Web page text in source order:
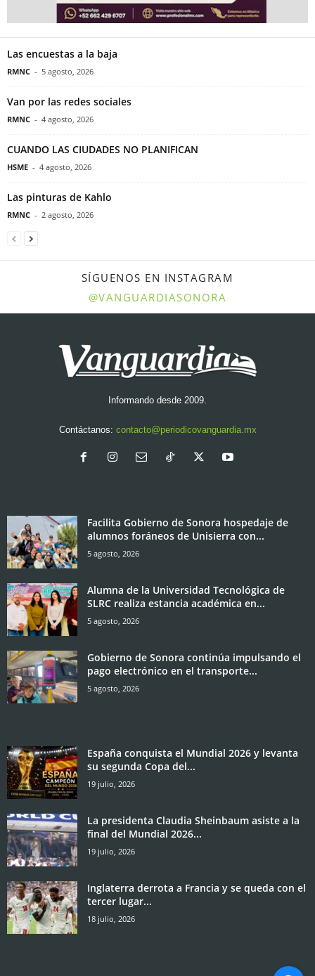
Las encuestas a la baja
RMNC - 5 agosto, 2026
Van por las redes sociales
RMNC - 4 agosto, 2026
CUANDO LAS CIUDADES NO PLANIFICAN
HSME - 4 agosto, 2026
Las pinturas de Kahlo
RMNC - 2 agosto, 2026
SÍGUENOS EN INSTAGRAM
@VANGUARDIASONORA
Informando desde 2009.
Contáctanos: contacto@periodicovanguardia.mx
Facilita Gobierno de Sonora hospedaje de
alumnos foráneos de Unisierra con...
5 agosto, 2026
Alumna de la Universidad Tecnológica de
SLRC realiza estancia académica en...
5 agosto, 2026
Gobierno de Sonora continúa impulsando el
pago electrónico en el transporte...
5 agosto, 2026
España conquista el Mundial 2026 y levanta
su segunda Copa del...
19 julio, 2026
La presidenta Claudia Sheinbaum asiste a la
final del Mundial 2026...
19 julio, 2026
Inglaterra derrota a Francia y se queda con el
tercer lugar...
18 julio, 2026